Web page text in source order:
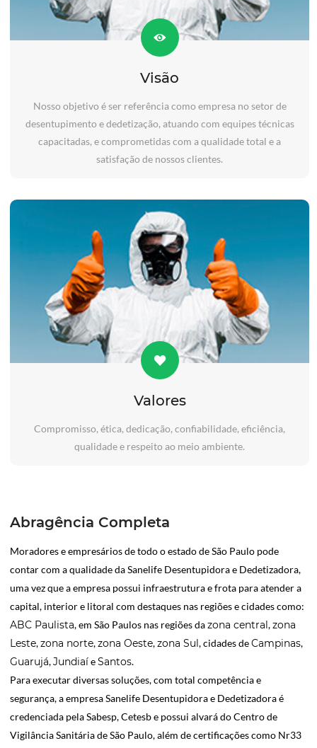
Visão
Nosso objetivo é ser referência como empresa no setor de
desentupimento e dedetização, atuando com equipes técnicas
capacitadas, e comprometidas com a qualidade total e a
satisfação de nossos clientes.
Valores
Compromisso, ética, dedicação, confiabilidade, eficiência,
qualidade e respeito ao meio ambiente.
Abragência Completa
Moradores e empresários de todo o estado de São Paulo pode
contar com a qualidade da Sanelife Desentupidora e Dedetizadora,
uma vez que a empresa possui infraestrutura e frota para atender a
capital, interior e litoral com destaques nas regiões e cidades como:
ABC Paulista, em São Paulos nas regiões dazona central ,zona
Leste,zona norte,zona Oeste,zona Sul , cidades deCampinas,
Guarujá,JundiaíeSantos.
Para executar diversas soluções, com total competência e
segurança, a empresa Sanelife Desentupidora e Dedetizadora é
credenciada pela Sabesp, Cetesb e possui alvará do Centro de
Vigilância Sanitária de São Paulo, além de certificações como Nr33